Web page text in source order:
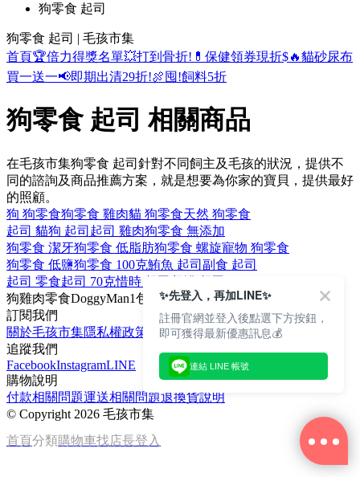
狗零食 起司
狗零食 起司 | 毛孩市集
首頁🏆倍力得獎名單💥打到骨折! 💊保健領券現折$🔥貓砂尿布
買一送一📢即期出清29折!🍖囤!飼料5折
狗零食 起司 相關商品
在毛孩市集狗零食 起司針對不同飼主及毛孩的狀況，提供不
同的諮詢及商品推薦方案，就是想要為你家的寶貝，提供最好
的照顧。
狗 狗零食狗零食 雞肉貓 狗零食天然 狗零食
起司 貓狗 起司 起司 雞肉狗零食 無添加
狗零食 潔牙狗零食 低脂肪狗零食 螺旋寵物 狗零食
狗零食 低鹽狗零食 100克鮪魚 起司 副食 起司
起司 零食起司 70克惜時 起司
狗雞肉零食DoggyMan1包
訂閱我們
關於毛孩市集隱私權政策
文章
追蹤我們
FacebookInstagramLINE
購物說明
付款相關問題運送相關問題退換貨說明
© Copyright 2026 毛孩市集
首頁分類購物車找店長登入
✨先登入，再加LINE✨
註冊官網並登入後點選下方按鈕，
即可獲得最新優惠訊息💰
連結 LINE 帳號